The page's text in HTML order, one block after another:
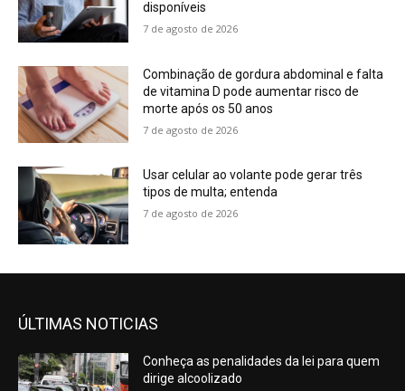
disponíveis
7 de agosto de 2026
Combinação de gordura abdominal e falta
de vitamina D pode aumentar risco de
morte após os 50 anos
7 de agosto de 2026
Usar celular ao volante pode gerar três
tipos de multa; entenda
7 de agosto de 2026
ÚLTIMAS NOTICIAS
Conheça as penalidades da lei para quem
dirige alcoolizado